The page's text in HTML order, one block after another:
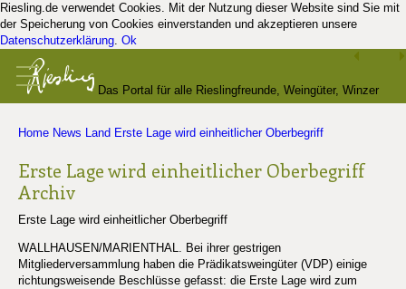
Riesling.de verwendet Cookies. Mit der Nutzung dieser Website sind Sie mit
der Speicherung von Cookies einverstanden und akzeptieren unsere
Datenschutzerklärung. Ok
Das Portal für alle Rieslingfreunde, Weingüter, Winzer
Home News Land Erste Lage wird einheitlicher Oberbegriff
Erste Lage wird einheitlicher Oberbegriff
Archiv
Erste Lage wird einheitlicher Oberbegriff
WALLHAUSEN/MARIENTHAL. Bei ihrer gestrigen
Mitgliederversammlung haben die Prädikatsweingüter (VDP) einige
richtungsweisende Beschlüsse gefasst: die Erste Lage wird zum